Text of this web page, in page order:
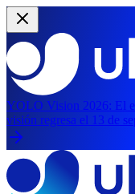
YOLO Vision 2026: El
visión regresa el 13 de